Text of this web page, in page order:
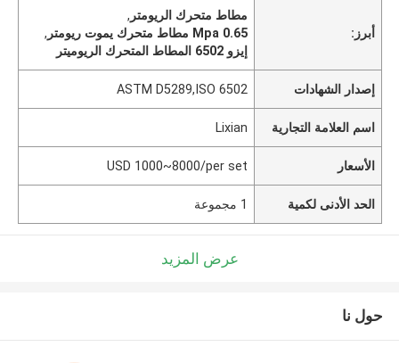
أبرز:
مطاط متحرك الريومتر ,
0.65 Mpa مطاط متحرك يموت ريومتر
,
إيزو 6502 المطاط المتحرك الريوميتر
إصدار الشهادات ASTM D5289,ISO 6502
اسم العلامة التجارية Lixian
الأسعار USD 1000~8000/per set
الحد الأدنى لكمية 1 مجموعة
عرض المزيد
حول نا